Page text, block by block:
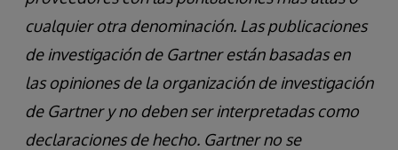
cualquier otra denominación. Las publicaciones
de investigación de Gartner están basadas en
las opiniones de la organización de investigación
de Gartner y no deben ser interpretadas como
declaraciones de hecho. Gartner no se